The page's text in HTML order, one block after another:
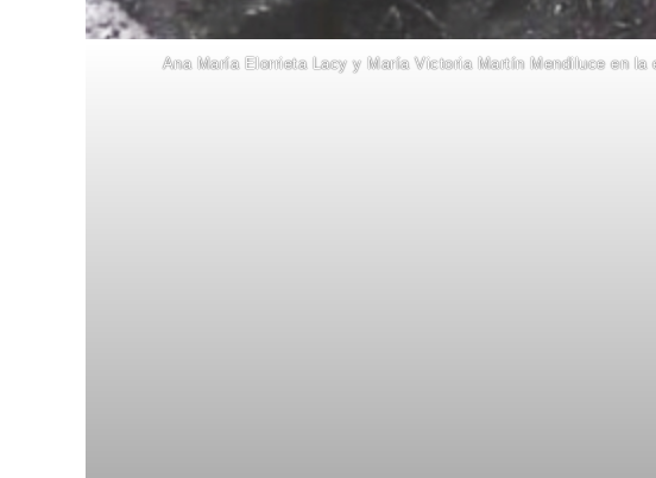
Ana María Elorrieta Lacy y María Victoria Martín Mendiluce en